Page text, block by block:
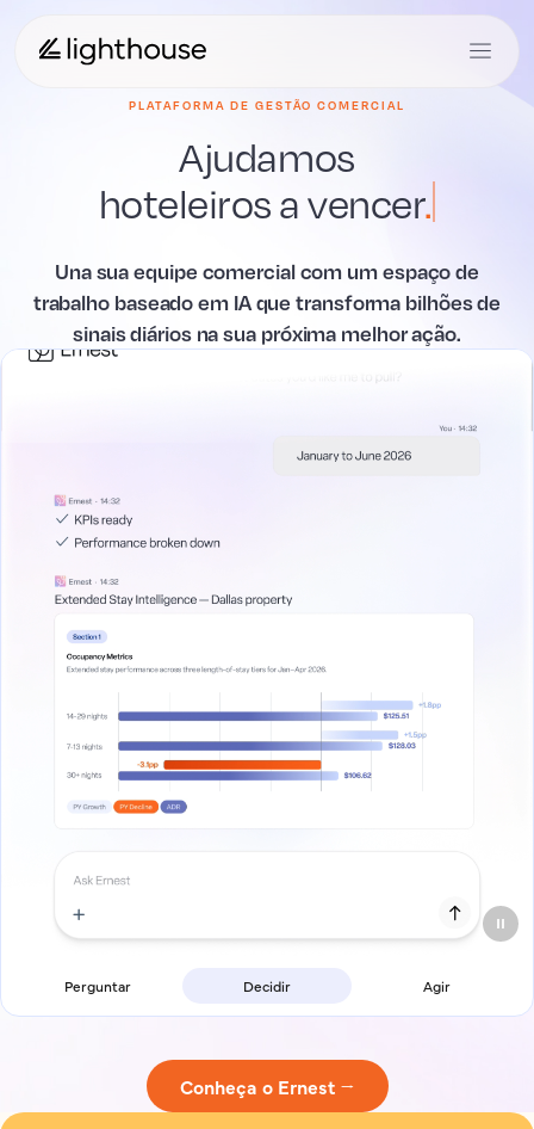
PLATAFORMA DE GESTÃO COMERCIAL
Ajudamos
hoteleirosa vencer.
Una sua equipe comercial com um espaço de
trabalho baseado em IA que transforma bilhões de
sinais diários na sua próxima melhor ação.
Perguntar Decidir Agir
Conheça o Ernest →